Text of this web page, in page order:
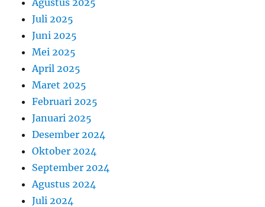
Juli 2025
Juni 2025
Mei 2025
April 2025
Maret 2025
Februari 2025
Januari 2025
Desember 2024
Oktober 2024
September 2024
Agustus 2024
Juli 2024